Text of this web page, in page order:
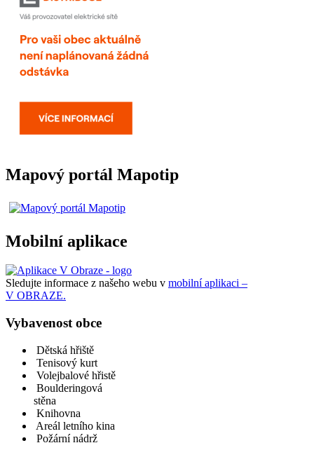
Mapový portál Mapotip
Mobilní aplikace
Sledujte informace z našeho webu v mobilní aplikaci –
V OBRAZE.
Vybavenost obce
Dětská hřiště
Tenisový kurt
Volejbalové hřistě
Boulderingová
stěna
Knihovna
Areál letního kina
Požární nádrž